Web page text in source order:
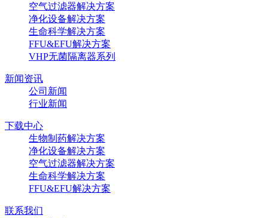
空气过滤器解决方案
净化设备解决方案
生命科学解决方案
FFU&EFU解决方案
VHP无菌隔离器系列
新闻资讯
公司新闻
行业新闻
下载中心
生物制药解决方案
净化设备解决方案
空气过滤器解决方案
生命科学解决方案
FFU&EFU解决方案
联系我们